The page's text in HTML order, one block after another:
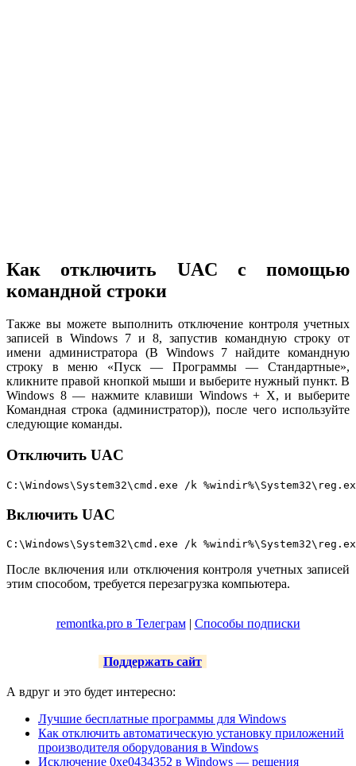
Как отключить UAC с помощью
командной строки
Также вы можете выполнить отключение контроля учетных
записей в Windows 7 и 8, запустив командную строку от
имени администратора (В Windows 7 найдите командную
строку в меню «Пуск — Программы — Стандартные»,
кликните правой кнопкой мыши и выберите нужный пункт. В
Windows 8 — нажмите клавиши Windows + X, и выберите
Командная строка (администратор)), после чего используйте
следующие команды.
Отключить UAC
C:\Windows\System32\cmd.exe /k
Включить UAC
C:\Windows\System32\cmd.exe /k
После включения или отключения контроля учетных записей
этим способом, требуется перезагрузка компьютера.
remontka.pro в Телеграм| Способы подписки
Поддержать сайт
А вдруг и это будет интересно:
Лучшие бесплатные программы для Windows
Как отключить автоматическую установку приложений
производителя оборудования в Windows
Исключение 0xe0434352 в Windows — решения